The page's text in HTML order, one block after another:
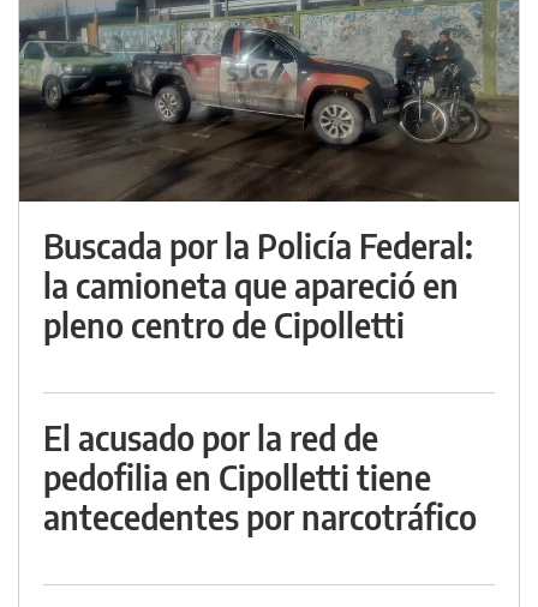
Buscada por la Policía Federal:
la camioneta que apareció en
pleno centro de Cipolletti
El acusado por la red de
pedofilia en Cipolletti tiene
antecedentes por narcotráfico